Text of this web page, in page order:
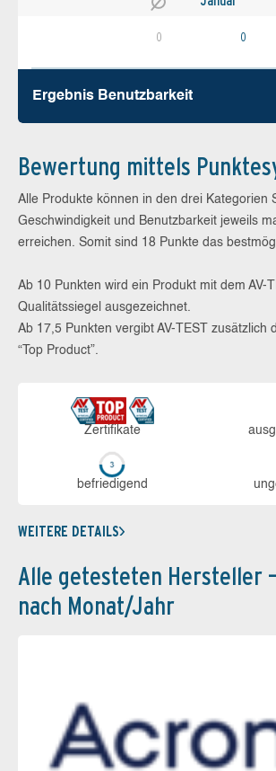
0 0
Ergebnis Benutz­barkeit
Bewertung mittels
Alle Produkte können in den drei Kategorien
Geschwindigkeit und Benutzbarkeit jeweils
erreichen. Somit sind 18 Punkte das
Ab 10 Punkten wird ein Produkt mit dem AV-
Qualitätssiegel ausgezeichnet.
Ab 17,5 Punkten vergibt AV-TEST zusätzlich
“Top Product”.
Zerti­fikate
be­frie­di­gend
WEITERE DETAILS
Alle getesteten Hersteller
nach Monat/Jahr